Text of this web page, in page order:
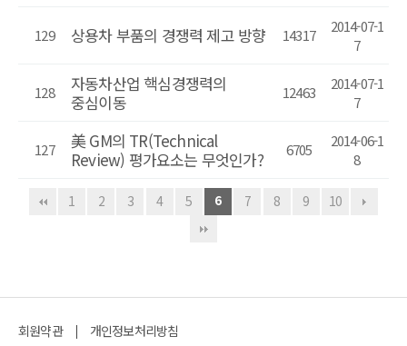
129 상용차 부품의 경쟁력 제고 방향 14317
2014-07-1
7
128
자동차산업 핵심경쟁력의
중심이동
12463
2014-07-1
7
127
美 GM의 TR(Technical
Review) 평가요소는 무엇인가?
6705
2014-06-1
8
1 2 3 4 5 6 7 8 9 10
회원약관 개인정보처리방침